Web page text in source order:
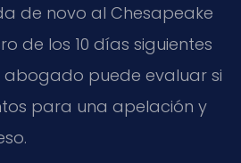
de novo al Chesapeake
de los 10 días siguientes
abogado puede evaluar si
para una apelación y